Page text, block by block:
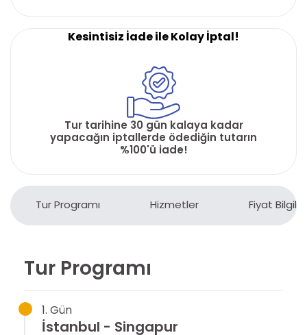
Kesintisiz İade ile Kolay İptal!
Tur tarihine 30 gün kalaya kadar
yapacağın iptallerde ödediğin tutarın
%100'ü iade!
Tur Programı Hizmetler Fiyat
Tur Programı
1. Gün
İstanbul - Singapur